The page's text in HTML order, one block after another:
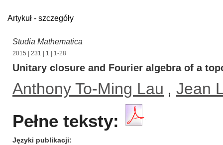
Artykuł - szczegóły
Studia Mathematica
2015 231 1 | 1-28
Unitary closure and Fourier algebra of a
Anthony To-Ming Lau , Jean
Pełne teksty:
Języki publikacji